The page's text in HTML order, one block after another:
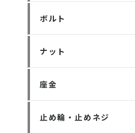
ボルト
ナット
座金
止め輪・止めネジ